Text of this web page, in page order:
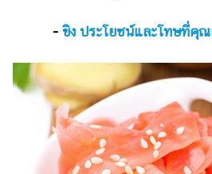
แอปฯ
กระปุก
คอร์ส
ออนไลน์
- ขิง ประโยชน์และโทษที่คุณ